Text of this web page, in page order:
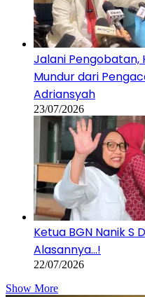
Jalani Pengobatan,
Mundur dari
Adriansyah
23/07/2026
Ketua BGN Nanik S
Alasannya…!
22/07/2026
Show More